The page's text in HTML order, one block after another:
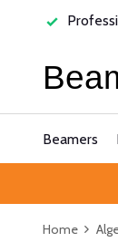
Beamers
Home